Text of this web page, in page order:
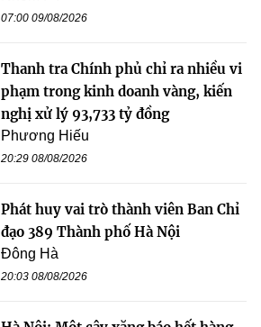
07:00 09/08/2026
Thanh tra Chính phủ chỉ ra nhiều vi
phạm trong kinh doanh vàng, kiến
nghị xử lý 93,733 tỷ đồng
Phương Hiếu
20:29 08/08/2026
Phát huy vai trò thành viên Ban Chỉ
đạo 389 Thành phố Hà Nội
Đông Hà
20:03 08/08/2026